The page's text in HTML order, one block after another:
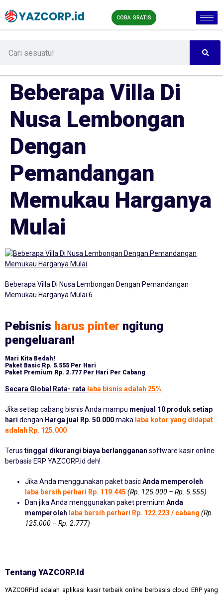
COBA GRATIS
Beberapa Villa Di
Nusa Lembongan
Dengan
Pemandangan
Memukau Harganya
Mulai
Beberapa Villa Di Nusa Lembongan Dengan Pemandangan
Memukau Harganya Mulai 6
Pebisnis harus pinter ngitung
pengeluaran!
Mari Kita Bedah!
Paket Basic Rp. 5.555 Per Hari
Paket Premium Rp. 2.777 Per Hari Per Cabang
Secara Global Rata- rata laba bisnis adalah 25%
Jika setiap cabang bisnis Anda mampu menjual 10 produk setiap
hari dengan Harga jual Rp. 50.000maka laba kotor yang didapat
adalah Rp. 125.000
Terus tinggal dikurangi biaya berlangganan software kasir online
berbasis ERP YAZCORP.id deh!
Jika Anda menggunakan paket basicAnda memperoleh
laba bersih perhari Rp. 119.445 (Rp. 125.000 – Rp. 5.555)
Dan jika Anda menggunakan paket premium Anda
memperoleh laba bersih perhari Rp. 122.223 / cabang (Rp.
125.000 – Rp. 2.777)
Tentang YAZCORP.id
YAZCORP.id adalah aplikasi kasir terbaik online berbasis cloud ERP yang